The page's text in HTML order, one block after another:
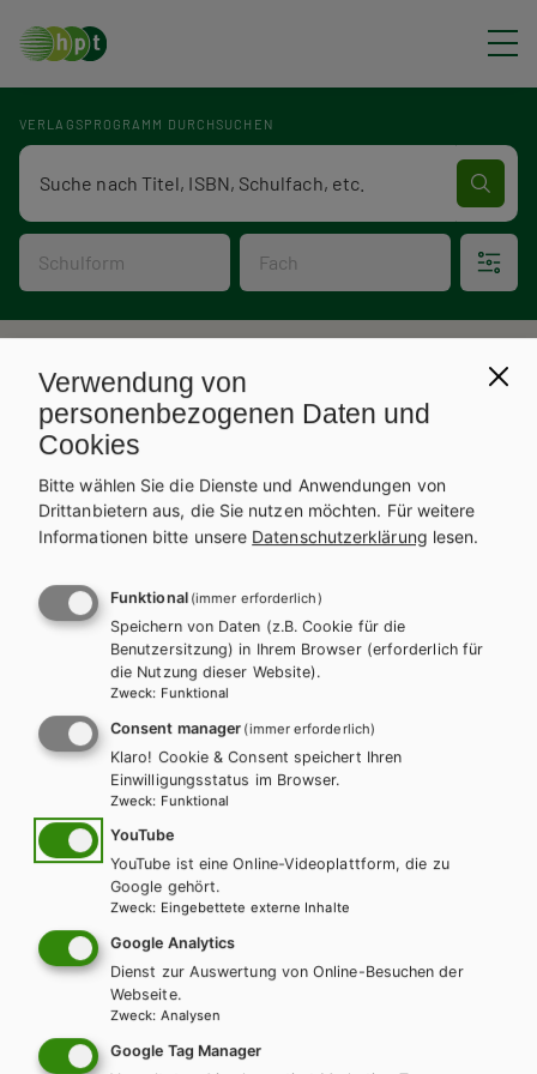
VERLAGSPROGRAMM DURCHSUCHEN
Schulform Fach
Verlagsprogramm Volltextsuche
P
d
n
a
g
o
V
e
a
p
o
m
Es konnten keine passenden
Produkte gefunden werden.
Ändern Sie die Suchkriterien oder setzten Sie die Suche
zurück.
Zurücksetzen
Wir sind gerne für Sie da!
Verwendung von
personenbezogenen Daten und
Cookies
Bitte wählen Sie die Dienste und Anwendungen von
Drittanbietern aus, die Sie nutzen möchten. Für weitere
Informationen bitte unsere Datenschutzerklärung lesen.
Funktional (immer erforderlich)
Speichern von Daten (z.B. Cookie für die
Benutzersitzung) in Ihrem Browser (erforderlich für
die Nutzung dieser Website).
Zweck: Funktional
Consent manager (immer erforderlich)
Klaro! Cookie & Consent speichert Ihren
Einwilligungsstatus im Browser.
Zweck: Funktional
YouTube
YouTube ist eine Online-Videoplattform, die zu
Google gehört.
Zweck: Eingebettete externe Inhalte
Google Analytics
Dienst zur Auswertung von Online-Besuchen der
Webseite.
Zweck: Analysen
Google Tag Manager